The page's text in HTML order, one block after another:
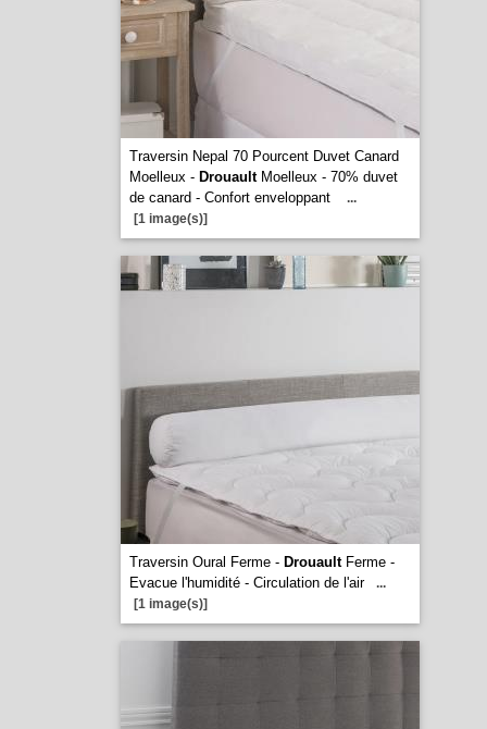
Traversin Nepal 70 Pourcent Duvet Canard
Moelleux - DrouaultMoelleux - 70% duvet
de canard - Confort enveloppant
...
[1 image(s)]
Traversin Oural Ferme - DrouaultFerme -
Evacue l'humidité - Circulation de l'air
...
[1 image(s)]